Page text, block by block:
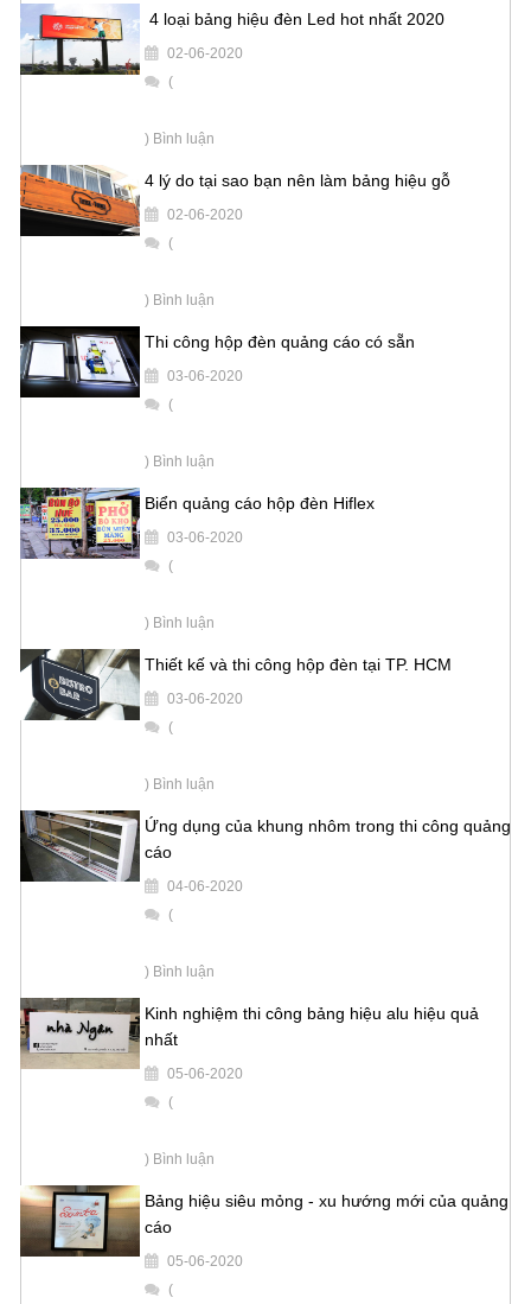
4 loại bảng hiệu đèn Led hot nhất 2020
02-06-2020
(
) Bình luận
4 lý do tại sao bạn nên làm bảng hiệu gỗ
02-06-2020
(
) Bình luận
Thi công hộp đèn quảng cáo có sẵn
03-06-2020
(
) Bình luận
Biển quảng cáo hộp đèn Hiflex
03-06-2020
(
) Bình luận
Thiết kế và thi công hộp đèn tại TP. HCM
03-06-2020
(
) Bình luận
Ứng dụng của khung nhôm trong thi công quảng
cáo
04-06-2020
(
) Bình luận
Kinh nghiệm thi công bảng hiệu alu hiệu quả
nhất
05-06-2020
(
) Bình luận
Bảng hiệu siêu mỏng - xu hướng mới của quảng
cáo
05-06-2020
(